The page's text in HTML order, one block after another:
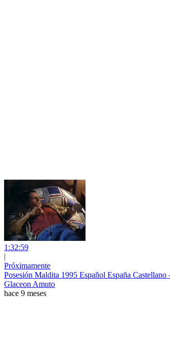
1:32:59
|
Próximamente
Posesión Maldita 1995 Español España
Glaceon Amuto
hace 9 meses